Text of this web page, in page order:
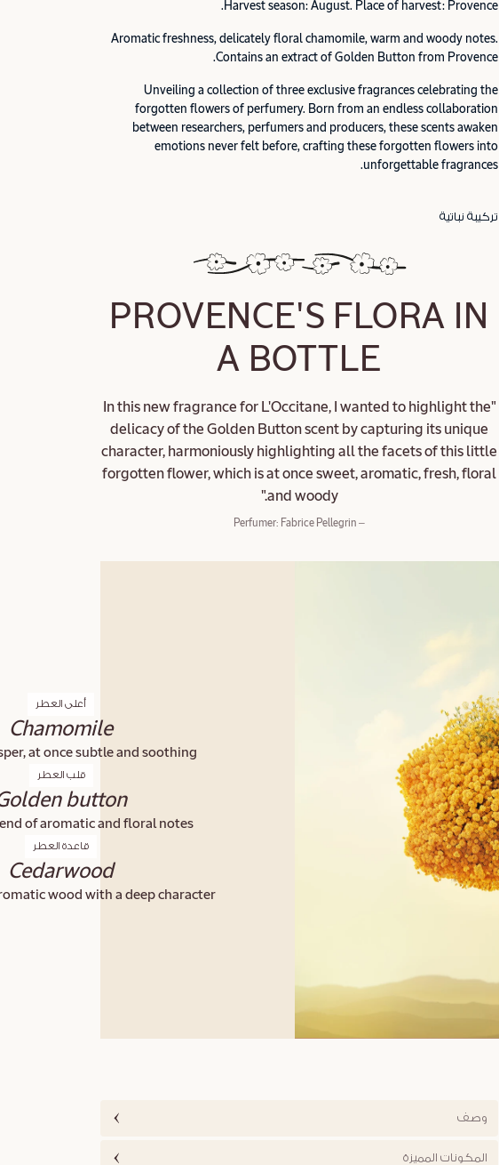
Harvest season: August. Place of harvest: Provence.
Aromatic freshness, delicately floral chamomile, warm and woody notes.
Contains an extract of Golden Button from Provence.
Unveiling a collection of three exclusive fragrances celebrating the
forgotten flowers of perfumery. Born from an endless collaboration
between researchers, perfumers and producers, these scents awaken
emotions never felt before, crafting these forgotten flowers into
unforgettable fragrances.
تركيبة نباتية
PROVENCE'S FLORA IN
A BOTTLE
"In this new fragrance for L'Occitane, I wanted to highlight the
delicacy of the Golden Button scent by capturing its unique
character, harmoniously highlighting all the facets of this little
forgotten flower, which is at once sweet, aromatic, fresh, floral
and woody."
– Perfumer: Fabrice Pellegrin
أعلى العطر
Chamomile
at once subtle and soothing.
قلب العطر
button
of aromatic and floral notes.
قاعدة العطر
Cedarwood
wood with a deep character.
وصف
المكونات المميزة